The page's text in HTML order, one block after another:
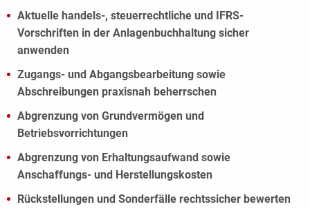
Aktuelle handels-, steuerrechtliche und IFRS-
Vorschriften in der Anlagenbuchhaltung sicher
anwenden
Zugangs- und Abgangsbearbeitung sowie
Abschreibungen praxisnah beherrschen
Abgrenzung von Grundvermögen und
Betriebsvorrichtungen
Abgrenzung von Erhaltungsaufwand sowie
Anschaffungs- und Herstellungskosten
Rückstellungen und Sonderfälle rechtssicher bewerten